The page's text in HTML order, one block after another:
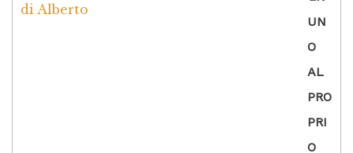
Valutato5su
di Alberto